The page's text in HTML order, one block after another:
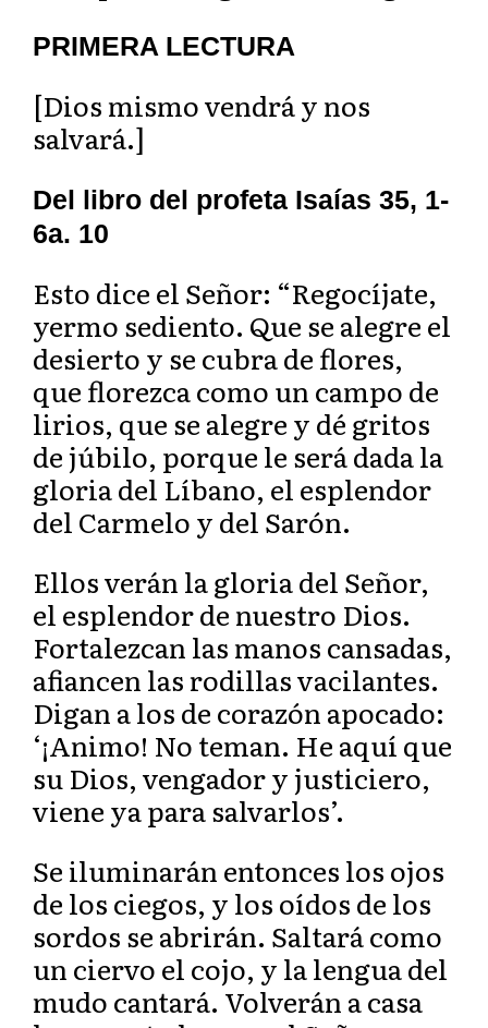
PRIMERA LECTURA
[Dios mismo vendrá y nos
salvará.]
Del libro del profeta Isaías 35, 1-
6a. 10
Esto dice el Señor: “Regocíjate,
yermo sediento. Que se alegre el
desierto y se cubra de flores,
que florezca como un campo de
lirios, que se alegre y dé gritos
de júbilo, porque le será dada la
gloria del Líbano, el esplendor
del Carmelo y del Sarón.
Ellos verán la gloria del Señor,
el esplendor de nuestro Dios.
Fortalezcan las manos cansadas,
afiancen las rodillas vacilantes.
Digan a los de corazón apocado:
‘¡Animo! No teman. He aquí que
su Dios, vengador y justiciero,
viene ya para salvarlos’.
Se iluminarán entonces los ojos
de los ciegos, y los oídos de los
sordos se abrirán. Saltará como
un ciervo el cojo, y la lengua del
mudo cantará. Volverán a casa